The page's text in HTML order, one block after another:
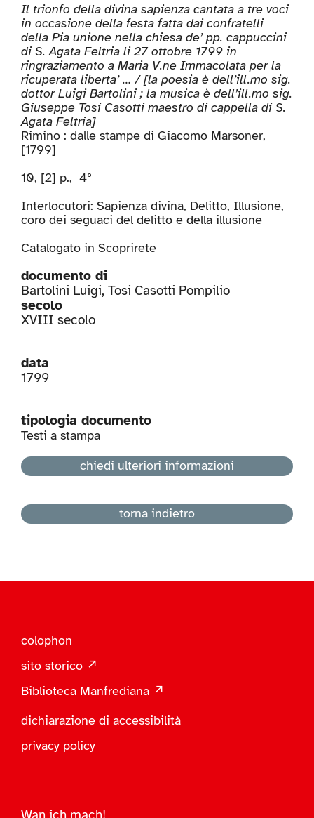
Il trionfo della divina sapienza cantata a tre voci
in occasione della festa fatta dai confratelli
della Pia unione nella chiesa de’ pp. cappuccini
di S. Agata Feltria li 27 ottobre 1799 in
ringraziamento a Maria V.ne Immacolata per la
ricuperata liberta’ … / [la poesia è dell’ill.mo sig.
dottor Luigi Bartolini ; la musica è dell’ill.mo sig.
Giuseppe Tosi Casotti maestro di cappella di S.
Agata Feltria]
Rimino : dalle stampe di Giacomo Marsoner,
[1799]
10, [2] p., 4º
Interlocutori: Sapienza divina, Delitto, Illusione,
coro dei seguaci del delitto e della illusione
Catalogato in Scoprirete
documento di
Bartolini Luigi, Tosi Casotti Pompilio
secolo
XVIII secolo
data
1799
tipologia documento
Testi a stampa
chiedi ulteriori informazioni
torna indietro
colophon
sito storico ↗
Biblioteca Manfrediana ↗
dichiarazione di accessibilità
privacy policy